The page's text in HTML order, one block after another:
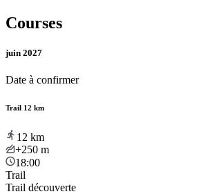
Courses
juin 2027
Date à confirmer
Trail 12 km
12 km
+250 m
18:00
Trail
Trail découverte